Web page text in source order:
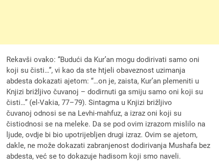
Rekavši ovako: “Budući da Kur’an mogu dodirivati samo oni
koji su čisti…”, vi kao da ste htjeli obaveznost uzimanja
abdesta dokazati ajetom: “…on je, zaista, Kur’an plemeniti u
Knjizi brižljivo čuvanoj – dodirnuti ga smiju samo oni koji su
čisti…” (el-Vakia, 77–79). Sintagma u Knjizi brižljivo
čuvanoj odnosi se na Levhi-mahfuz, a izraz oni koji su
čistiodnosi se na meleke. Da se pod ovim izrazom mislilo na
ljude, ovdje bi bio upotrijebljen drugi izraz. Ovim se ajetom,
dakle, ne može dokazati zabranjenost dodirivanja Mushafa bez
abdesta, već se to dokazuje hadisom koji smo naveli.